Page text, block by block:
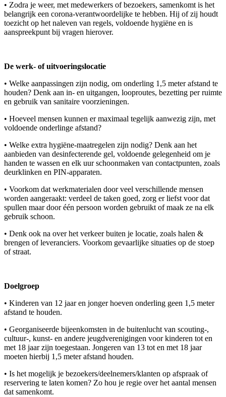
• Zodra je weer, met medewerkers of bezoekers, samenkomt is het
belangrijk een corona-verantwoordelijke te hebben. Hij of zij houdt
toezicht op het naleven van regels, voldoende hygiëne en is
aanspreekpunt bij vragen hierover.
De werk- of uitvoeringslocatie
• Welke aanpassingen zijn nodig, om onderling 1,5 meter afstand te
houden? Denk aan in- en uitgangen, looproutes, bezetting per ruimte
en gebruik van sanitaire voorzieningen.
• Hoeveel mensen kunnen er maximaal tegelijk aanwezig zijn, met
voldoende onderlinge afstand?
• Welke extra hygiëne-maatregelen zijn nodig? Denk aan het
aanbieden van desinfecterende gel, voldoende gelegenheid om je
handen te wassen en elk uur schoonmaken van contactpunten, zoals
deurklinken en PIN-apparaten.
• Voorkom dat werkmaterialen door veel verschillende mensen
worden aangeraakt: verdeel de taken goed, zorg er liefst voor dat
spullen maar door één persoon worden gebruikt of maak ze na elk
gebruik schoon.
• Denk ook na over het verkeer buiten je locatie, zoals halen &
brengen of leveranciers. Voorkom gevaarlijke situaties op de stoep
of straat.
Doelgroep
• Kinderen van 12 jaar en jonger hoeven onderling geen 1,5 meter
afstand te houden.
• Georganiseerde bijeenkomsten in de buitenlucht van scouting-,
cultuur-, kunst- en andere jeugdverenigingen voor kinderen tot en
met 18 jaar zijn toegestaan. Jongeren van 13 tot en met 18 jaar
moeten hierbij 1,5 meter afstand houden.
• Is het mogelijk je bezoekers/deelnemers/klanten op afspraak of
reservering te laten komen? Zo hou je regie over het aantal mensen
dat samenkomt.